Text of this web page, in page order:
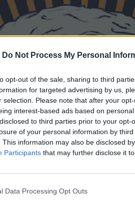
Do Not Process My Personal
opt-out of the sale, sharing to third
for targeted advertising by us,
selection. Please note that after your
interest-based ads based on
to third parties prior to your
of your personal information by
This information may also be disclosed
Participants that may further disclose it
Data Processing Opt Outs